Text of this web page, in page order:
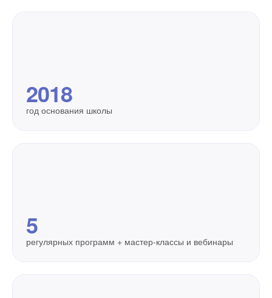
2018
год основания школы
5
регулярных программ + мастер-классы и вебинары